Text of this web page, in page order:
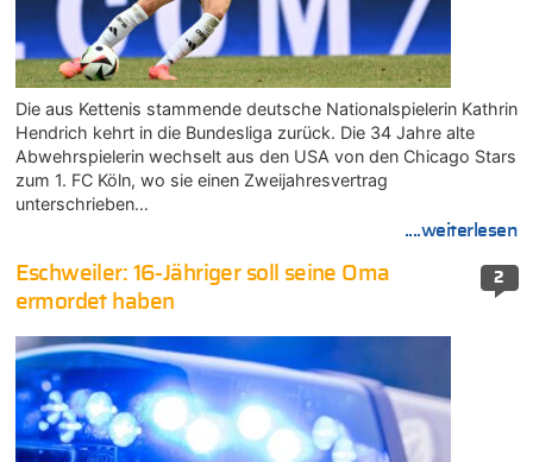
Die aus Kettenis stammende deutsche Nationalspielerin Kathrin
Hendrich kehrt in die Bundesliga zurück. Die 34 Jahre alte
Abwehrspielerin wechselt aus den USA von den Chicago Stars
zum 1. FC Köln, wo sie einen Zweijahresvertrag
unterschrieben…
....weiterlesen
2
Eschweiler: 16-Jähriger soll seine Oma
ermordet haben